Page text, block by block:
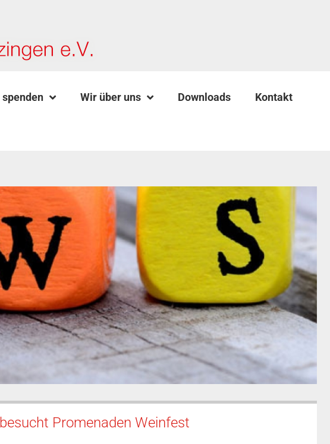
Wir über uns Downloads Kontakt
Promenaden Weinfest